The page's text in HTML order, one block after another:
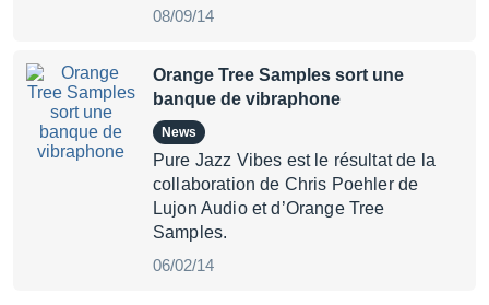
08/09/14
Orange Tree Samples sort une
banque de vibraphone
News
Pure Jazz Vibes est le résultat de la
collaboration de Chris Poehler de
Lujon Audio et d’Orange Tree
Samples.
06/02/14